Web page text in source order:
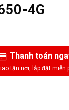
4G
Thanh toán